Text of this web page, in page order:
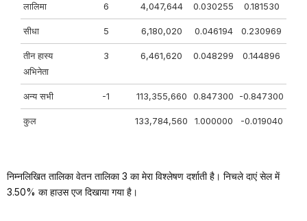
लालिमा 6 4,047,644 0.030255 0.181530
सीधा 5 6,180,020 0.046194 0.230969
तीन हास्य
अभिनेता
3 6,461,620 0.048299 0.144896
अन्य सभी -1 113,355,660 0.847300 -0.847300
कुल 133,784,560 1.000000 -0.019040
निम्नलिखित तालिका वेतन तालिका 3 का मेरा विश्लेषण दर्शाती है। निचले दाएं सेल में
3.50% का हाउस एज दिखाया गया है।